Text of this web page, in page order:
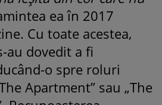
ea în 2017
Cu toate acestea,
au dovedit a fi
o spre roluri
Apartment” sau „The